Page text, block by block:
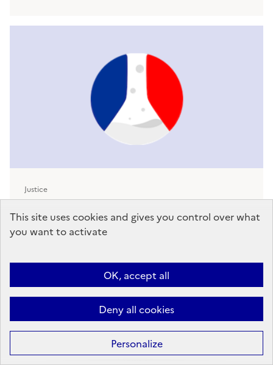
This site uses cookies and gives you control over what
you want to activate
OK, accept all
Deny all cookies
Personalize
Justice
seLEXpert
Conçu pour les magistrats, les greffiers et les experts,